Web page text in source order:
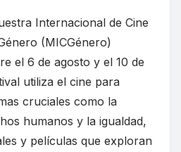
Internacional de Cine
(MICGénero)
el 6 de agosto y el 10 de
utiliza el cine para
cruciales como la
humanos y la igualdad,
y películas que exploran